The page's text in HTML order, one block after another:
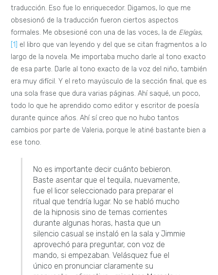
traducción. Eso fue lo enriquecedor. Digamos, lo que me
obsesionó de la traducción fueron ciertos aspectos
formales. Me obsesioné con una de las voces, la de Elegías,
[1] el libro que van leyendo y del que se citan fragmentos a lo
largo de la novela. Me importaba mucho darle al tono exacto
de esa parte. Darle al tono exacto de la voz del niño, también
era muy difícil. Y el reto mayúsculo de la sección final, que es
una sola frase que dura varias páginas. Ahí saqué, un poco,
todo lo que he aprendido como editor y escritor de poesía
durante quince años. Ahí sí creo que no hubo tantos
cambios por parte de Valeria, porque le atiné bastante bien a
ese tono.
No es importante decir cuánto bebieron.
Baste asentar que el tequila, nuevamente,
fue el licor seleccionado para preparar el
ritual que tendría lugar. No se habló mucho
de la hipnosis sino de temas corrientes
durante algunas horas, hasta que un
silencio casual se instaló en la sala y Jimmie
aprovechó para preguntar, con voz de
mando, si empezaban. Velásquez fue el
único en pronunciar claramente su